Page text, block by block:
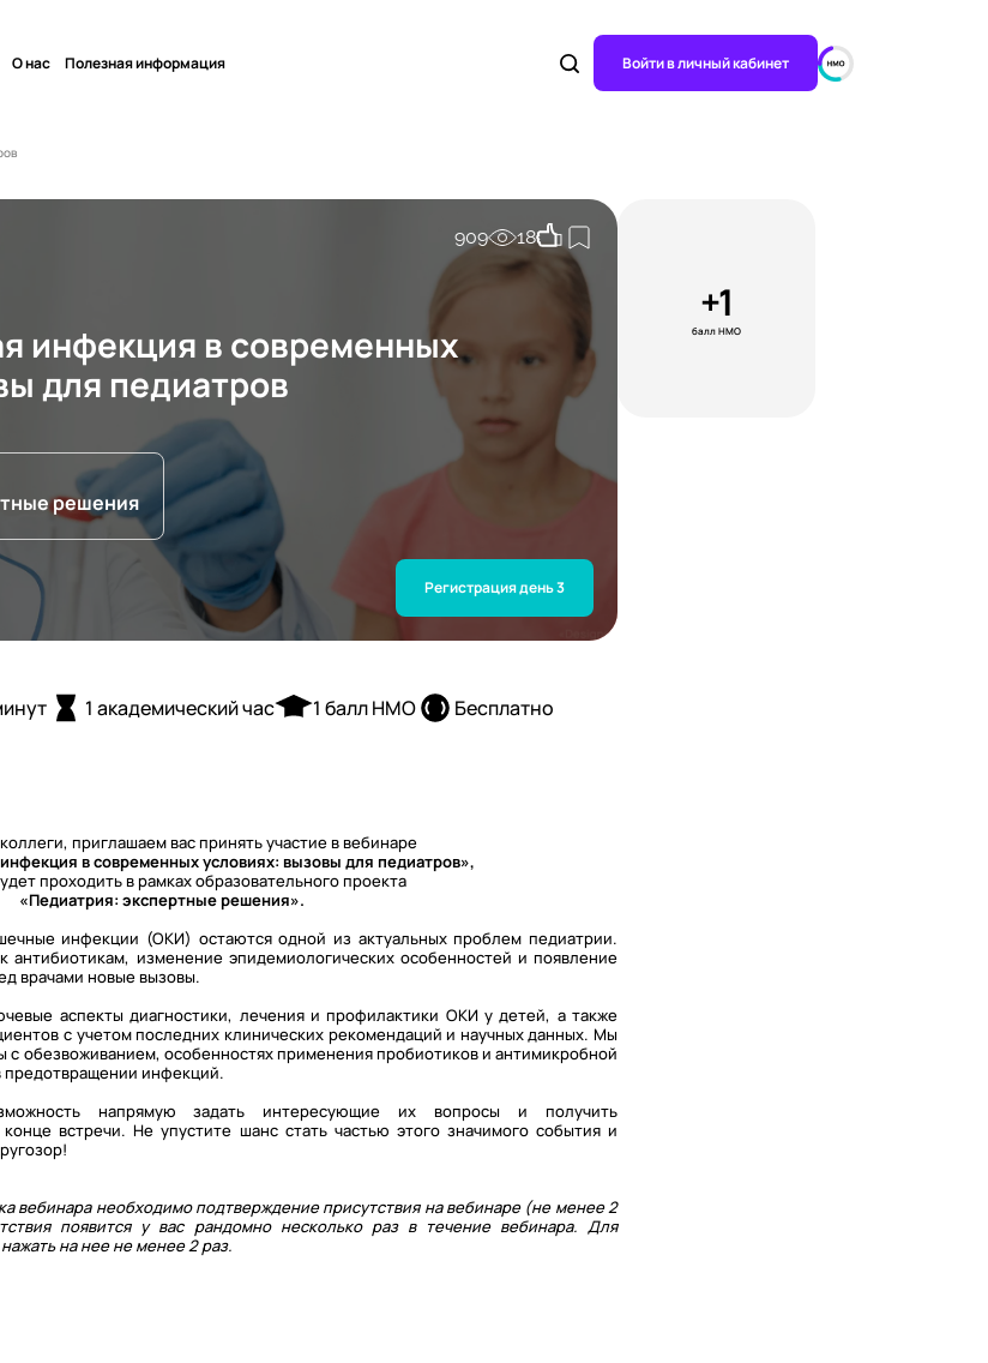
О нас Полезная информация Войти в личный кабинет
909 18
инфекция в современных
для педиатров
решения
Регистрация день 3
1 академический час 1 балл НМО Бесплатно
приглашаем вас принять участие в вебинаре
в современных условиях: вызовы для педиатров»,
проходить в рамках образовательного проекта
«Педиатрия: экспертные решения».
инфекции (ОКИ) остаются одной из актуальных проблем педиатрии.
антибиотикам, изменение эпидемиологических особенностей и появление
врачами новые вызовы.
аспекты диагностики, лечения и профилактики ОКИ у детей, а также
с учетом последних клинических рекомендаций и научных данных. Мы
с обезвоживанием, особенностях применения пробиотиков и антимикробной
предотвращении инфекций.
напрямую задать интересующие их вопросы и получить
встречи. Не упустите шанс стать частью этого значимого события и
вебинара необходимо подтверждение присутствия на вебинаре (не менее 2
появится у вас рандомно несколько раз в течение вебинара. Для
на нее не менее 2 раз.
+1
балл НМО